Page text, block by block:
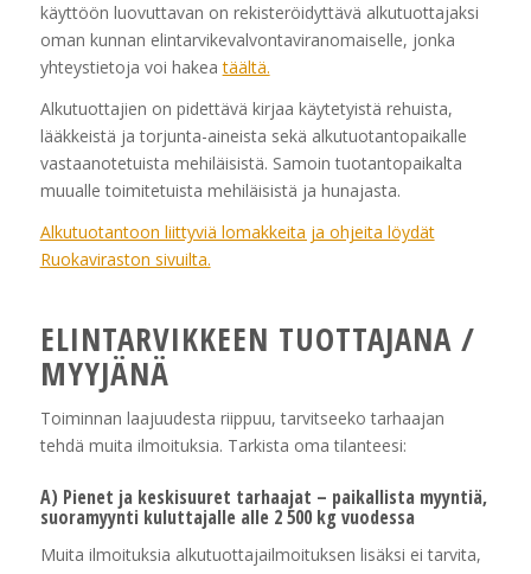
käyttöön luovuttavan on rekisteröidyttävä alkutuottajaksi
oman kunnan elintarvikevalvontaviranomaiselle, jonka
yhteystietoja voi hakeatäältä.
Alkutuottajien on pidettävä kirjaa käytetyistä rehuista,
lääkkeistä ja torjunta-aineista sekä alkutuotantopaikalle
vastaanotetuista mehiläisistä. Samoin tuotantopaikalta
muualle toimitetuista mehiläisistä ja hunajasta.
Alkutuotantoon liittyviä lomakkeita ja ohjeita löydät
Ruokaviraston sivuilta.
ELINTARVIKKEEN TUOTTAJANA /
MYYJÄNÄ
Toiminnan laajuudesta riippuu, tarvitseeko tarhaajan
tehdä muita ilmoituksia. Tarkista oma tilanteesi:
A) Pienet ja keskisuuret tarhaajat – paikallista myyntiä,
suoramyynti kuluttajalle alle 2 500 kg vuodessa
Muita ilmoituksia alkutuottajailmoituksen lisäksi ei tarvita,